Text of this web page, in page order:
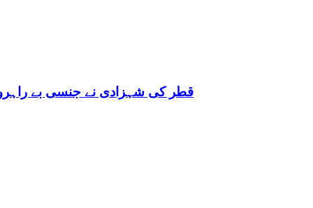
قطر کی شہزادی نے جنسی بے راہروی میں مغرب کو